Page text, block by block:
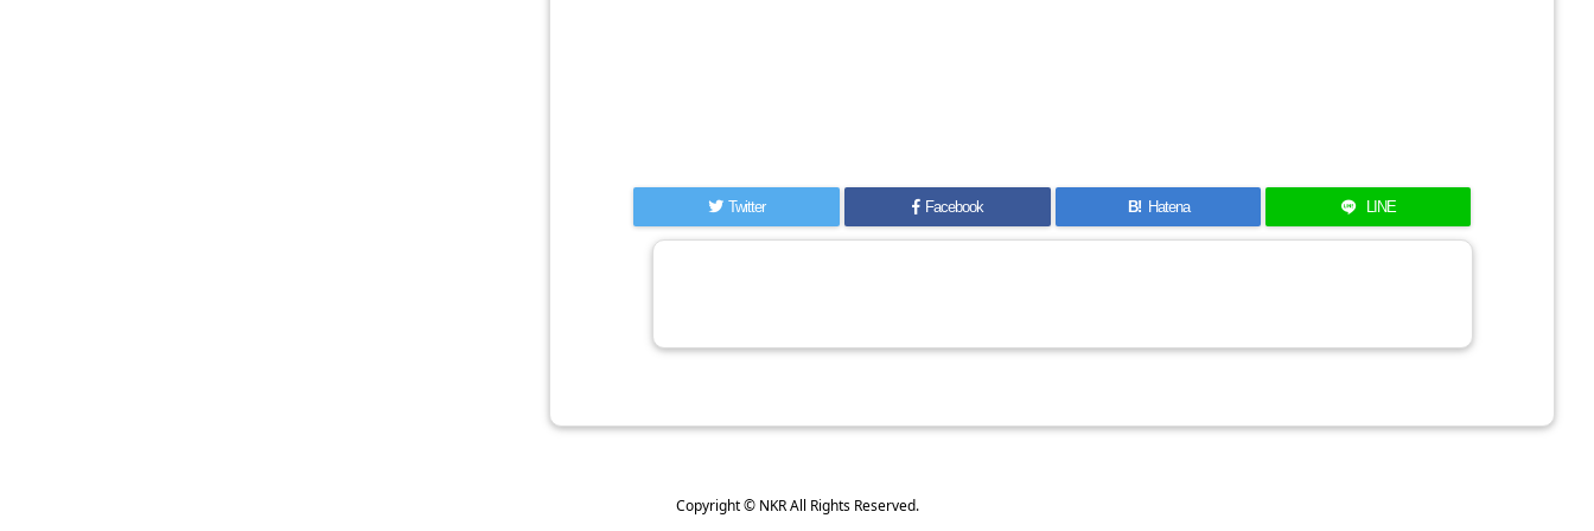
Twitter Facebook B! Hatena LINE
Copyright © NKRAll Rights Reserved.